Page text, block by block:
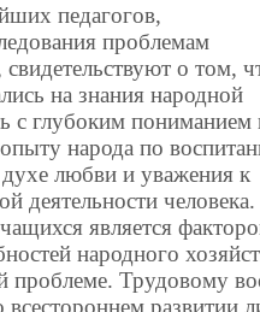
педагогов,
проблемам
о том,
на знания народной
с глубоким пониманием
народа по
любви и уважения к
деятельности
является
народного
проблеме. Трудовому
всестороннем развитии